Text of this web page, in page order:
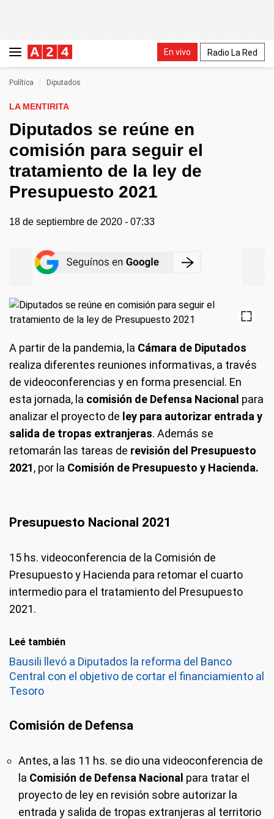
En vivo Radio La Red
Política Diputados
LA MENTIRITA
Diputados se reúne en
comisión para seguir el
tratamiento de la ley de
Presupuesto 2021
18 de septiembre de 2020 - 07:33
A partir de la pandemia, la Cámara de Diputados
realiza diferentes reuniones informativas, a través
de videoconferencias y en forma presencial. En
esta jornada, la comisión de Defensa Nacional para
analizar el proyecto de ley para autorizar entrada y
salida de tropas extranjeras. Además se
retomarán las tareas de revisión del Presupuesto
2021, por la Comisión de Presupuesto y Hacienda.
Presupuesto Nacional 2021
15 hs. videoconferencia de la Comisión de
Presupuesto y Hacienda para retomar el cuarto
intermedio para el tratamiento del Presupuesto
2021.
Leé también
Bausili llevó a Diputados la reforma del Banco
Central con el objetivo de cortar el financiamiento al
Tesoro
Comisión de Defensa
Antes, a las 11 hs. se dio una videoconferencia de
la Comisión de Defensa Nacional para tratar el
proyecto de ley en revisión sobre autorizar la
entrada y salida de tropas extranjeras al territorio